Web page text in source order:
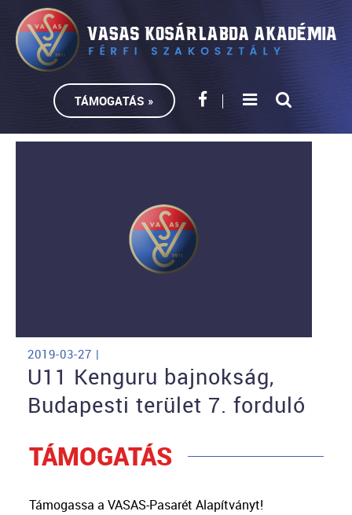
TÁMOGATÁS »
2019-03-27 |
U11 Kenguru bajnokság,
Budapesti terület 7. forduló
TÁMOGATÁS
Támogassa a VASAS-Pasarét Alapítványt!